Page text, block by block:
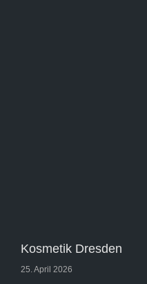
Kosmetik Dresden
25. April 2026